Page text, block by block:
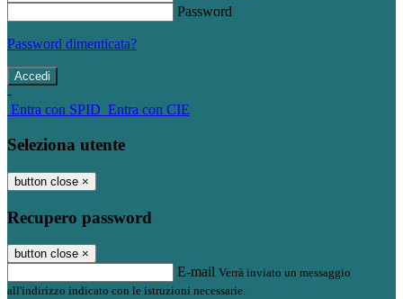
Password
Password dimenticata?
-
Entra con SPID Entra con CIE
Seleziona utente
button close ×
Recupero password
button close ×
E-mail Verrà inviato un messaggio
all'indirizzo indicato con le istruzioni necessarie.